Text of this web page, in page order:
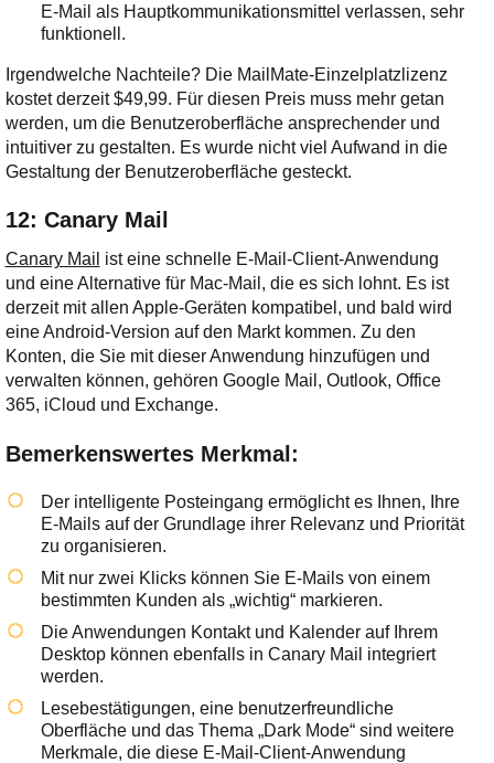
E-Mail als Hauptkommunikationsmittel verlassen, sehr
funktionell.
Irgendwelche Nachteile? Die MailMate-Einzelplatzlizenz
kostet derzeit $49,99. Für diesen Preis muss mehr getan
werden, um die Benutzeroberfläche ansprechender und
intuitiver zu gestalten. Es wurde nicht viel Aufwand in die
Gestaltung der Benutzeroberfläche gesteckt.
12: Canary Mail
Canary Mail ist eine schnelle E-Mail-Client-Anwendung
und eine Alternative für Mac-Mail, die es sich lohnt. Es ist
derzeit mit allen Apple-Geräten kompatibel, und bald wird
eine Android-Version auf den Markt kommen. Zu den
Konten, die Sie mit dieser Anwendung hinzufügen und
verwalten können, gehören Google Mail, Outlook, Office
365, iCloud und Exchange.
Bemerkenswertes Merkmal:
Der intelligente Posteingang ermöglicht es Ihnen, Ihre
E-Mails auf der Grundlage ihrer Relevanz und Priorität
zu organisieren.
Mit nur zwei Klicks können Sie E-Mails von einem
bestimmten Kunden als „wichtig“ markieren.
Die Anwendungen Kontakt und Kalender auf Ihrem
Desktop können ebenfalls in Canary Mail integriert
werden.
Lesebestätigungen, eine benutzerfreundliche
Oberfläche und das Thema „Dark Mode“ sind weitere
Merkmale, die diese E-Mail-Client-Anwendung